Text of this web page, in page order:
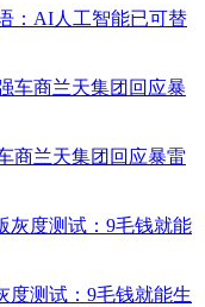
：AI人工智能已可替
商兰天集团回应暴雷
度测试：9毛钱就能生